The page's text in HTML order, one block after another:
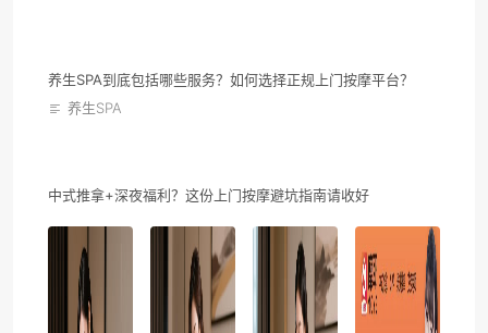
养生SPA到底包括哪些服务？如何选择正规上门按摩平台？
养生SPA
中式推拿+深夜福利？这份上门按摩避坑指南请收好